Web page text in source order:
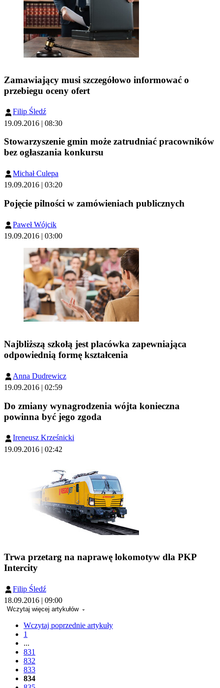
Zamawiający musi szczegółowo informować o
przebiegu oceny ofert
Filip Śledź
19.09.2016 | 08:30
Stowarzyszenie gmin może zatrudniać pracowników
bez ogłaszania konkursu
Michał Culepa
19.09.2016 | 03:20
Pojęcie pilności w zamówieniach publicznych
Paweł Wójcik
19.09.2016 | 03:00
Najbliższą szkołą jest placówka zapewniająca
odpowiednią formę kształcenia
Anna Dudrewicz
19.09.2016 | 02:59
Do zmiany wynagrodzenia wójta konieczna
powinna być jego zgoda
Ireneusz Krześnicki
19.09.2016 | 02:42
Trwa przetarg na naprawę lokomotyw dla PKP
Intercity
Filip Śledź
18.09.2016 | 09:00
Wczytaj więcej artykułów
Wczytaj poprzednie artykuły
1
...
831
832
833
834